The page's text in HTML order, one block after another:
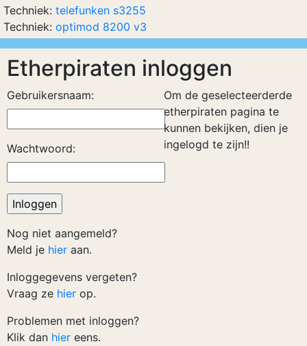
Etherpiraten inloggen
Gebruikersnaam:
Wachtwoord:
Nog niet aangemeld?
Meld je hier aan.
Inloggegevens vergeten?
Vraag ze hier op.
Problemen met inloggen?
Klik dan hier eens.
Om de geselecteerderde
etherpiraten pagina te
kunnen bekijken, dien je
ingelogd te zijn!!
Techniek: telefunken s3255
Techniek: optimod 8200 v3